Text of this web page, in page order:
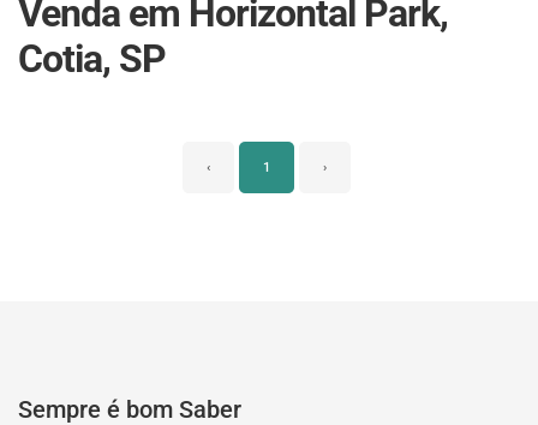
Venda em Horizontal Park,
Cotia, SP
‹ 1 ›
Sempre é bom Saber